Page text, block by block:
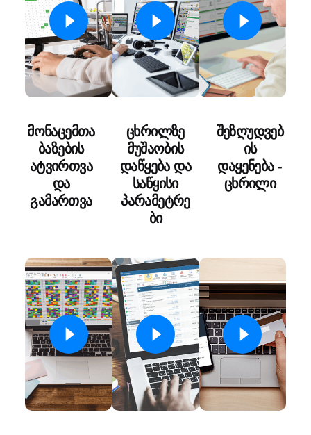
მონაცემთა
ბაზების
ატვირთვა
და
გამართვა
ცხრილზე
მუშაობის
დაწყება და
საწყისი
პარამეტრე
ბი
შეზღუდვებ
ის
დაყენება -
ცხრილი